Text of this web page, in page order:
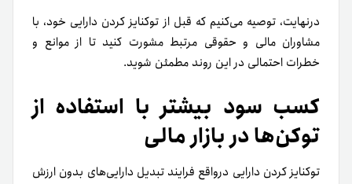
در‌نهایت، توصیه می‌کنیم که قبل از توکنایز کردن دارایی ‌ خود، با
مشاوران مالی و حقوقی مرتبط مشورت کنید تا از موانع و
خطرات احتمالی در این روند مطمئن شوید.
کسب سود بیشتر با استفاده از
توکن‌ها در بازار مالی
توکنایز کردن دارایی در‌واقع فرایند تبدیل دارایی‌های بدون ارزش